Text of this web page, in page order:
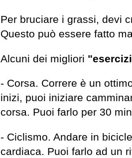
Per bruciare i grassi, devi
Questo può essere fatto
Alcuni dei migliori
- Corsa. Correre è un
inizi, puoi iniziare
corsa. Puoi farlo per 30
- Ciclismo. Andare in
cardiaca. Puoi farlo ad un